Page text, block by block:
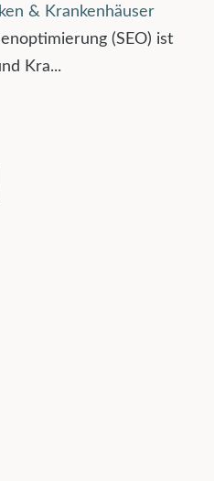
& Krankenhäuser
(SEO) ist
Kra...